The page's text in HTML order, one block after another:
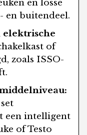
en losse
en buitendeel.
elektrische
of
zoals ISSO-
een intelligent
of Testo